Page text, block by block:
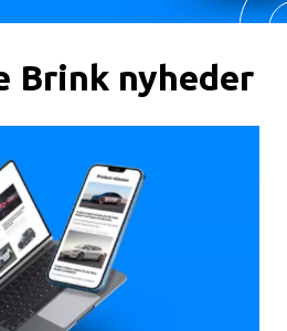
Brink nyheder